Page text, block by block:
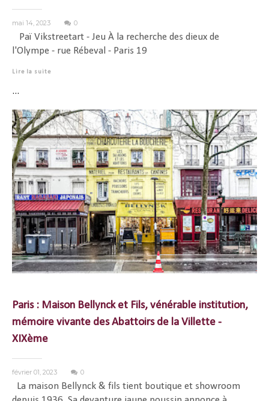
mai 14, 2023 0
Paï Vikstreetart - Jeu À la recherche des dieux de
l'Olympe - rue Rébeval - Paris 19
Lire la suite
...
Paris : Maison Bellynck et Fils, vénérable institution,
mémoire vivante des Abattoirs de la Villette -
XIXème
février 01, 2023 0
La maison Bellynck & fils tient boutique et showroom